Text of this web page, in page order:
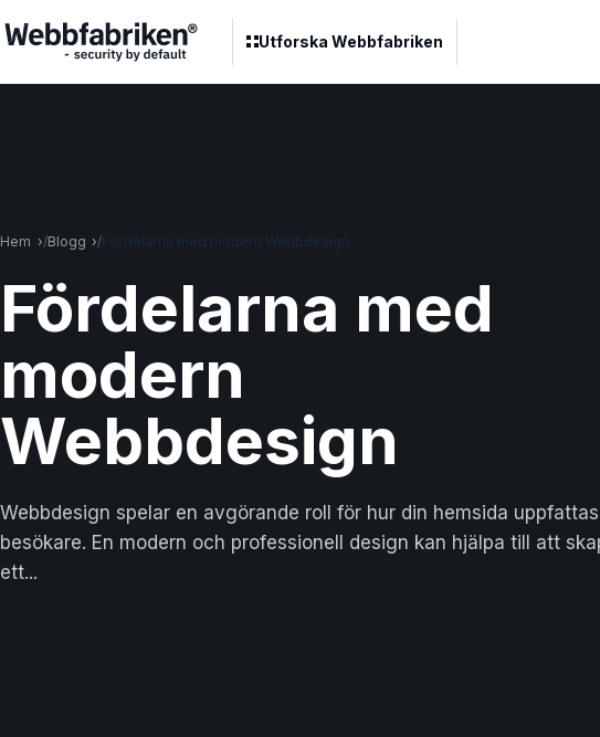
Utforska Webbfabriken
Hem Blogg Fördelarna med modern Webbdesign
Fördelarna med
modern
Webbdesign
Webbdesign spelar en avgörande roll för hur din hemsida
besökare. En modern och professionell design kan hjälpa till att
ett...